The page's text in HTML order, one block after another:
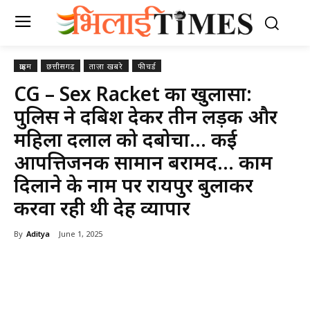
क्राइम छत्तीसगढ़ ताज़ा खबरे फीचर्ड
CG – Sex Racket का खुलासा:
पुलिस ने दबिश देकर तीन लड़की और
महिला दलाल को दबोचा… कई
आपत्तिजनक सामान बरामद… काम
दिलाने के नाम पर रायपुर बुलाकर
करवा रही थी देह व्यापार
By Aditya June 1, 2025